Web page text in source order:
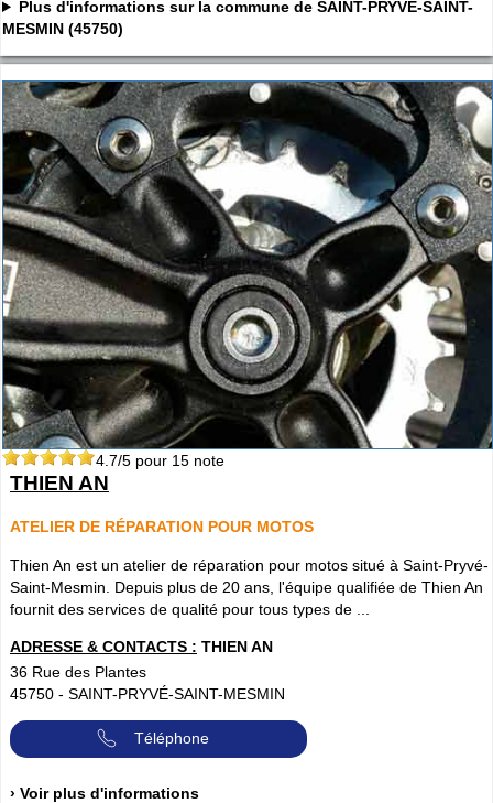
Plus d'informations sur la commune de SAINT-PRYVE-SAINT-
MESMIN (45750)
4.7/5 pour 15 note
THIEN AN
ATELIER DE RÉPARATION POUR MOTOS
Thien An est un atelier de réparation pour motos situé à Saint-Pryvé-
Saint-Mesmin. Depuis plus de 20 ans, l'équipe qualifiée de Thien An
fournit des services de qualité pour tous types de ...
ADRESSE & CONTACTS : THIEN AN
36 Rue des Plantes
45750 - SAINT-PRYVÉ-SAINT-MESMIN
Téléphone
› Voir plus d'informations